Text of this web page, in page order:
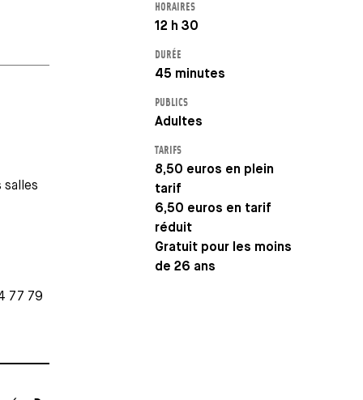
HORAIRES
12 h 30
DURÉE
45 minutes
PUBLICS
Adultes
TARIFS
8,50 euros en plein
tarif
6,50 euros en tarif
réduit
Gratuit pour les moins
de 26 ans
77 79